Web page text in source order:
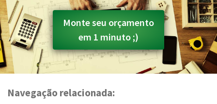
Monte seu orçamento
em 1 minuto ;)
Navegação relacionada: